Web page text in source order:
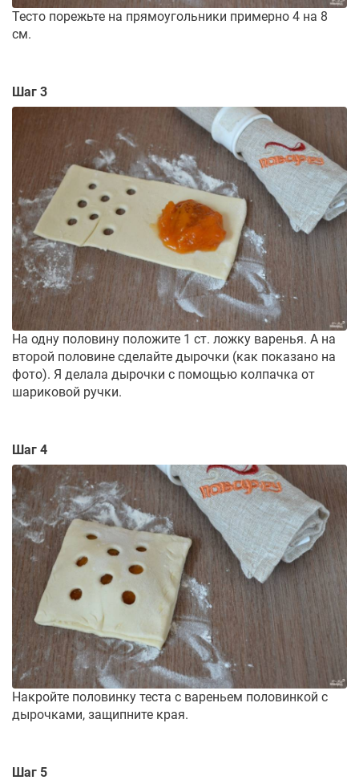
Тесто порежьте на прямоугольники примерно 4 на 8
см.
Шаг 3
На одну половину положите 1 ст. ложку варенья. А на
второй половине сделайте дырочки (как показано на
фото). Я делала дырочки с помощью колпачка от
шариковой ручки.
Шаг 4
Накройте половинку теста с вареньем половинкой с
дырочками, защипните края.
Шаг 5